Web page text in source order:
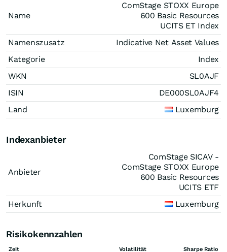
Name
ComStage STOXX Europe
600 Basic Resources
UCITS ET Index
Namenszusatz
Indicative Net Asset Values
Kategorie
Index
WKN
SL0AJF
ISIN
DE000SL0AJF4
Land
Luxemburg
Indexanbieter
Anbieter
ComStage SICAV -
ComStage STOXX Europe
600 Basic Resources
UCITS ETF
Herkunft
Luxemburg
Risikokennzahlen
Zeit Volatilität Sharpe Ratio